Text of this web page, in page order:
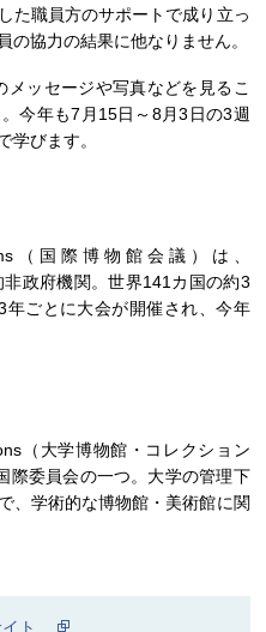
た職員方のサポートで成り立っ
の協力の結果に他なりません。
ッセージや写真などを見るこ
今年も7月15日～8月3日の3週
学びます。
（国際博物館会議）は、
政府機関。世界141カ国の約3
ごとに大会が開催され、今年
（大学博物館・コレクション
際委員会の一つ。大学の管理下
、学術的な博物館・美術館に関
イト